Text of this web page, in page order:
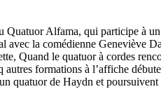
Quatuor Alfama, qui participe à un
avec la comédienne Geneviève
Quand le quatuor à cordes
autres formations à l’affiche
quatuor de Haydn et poursuivent